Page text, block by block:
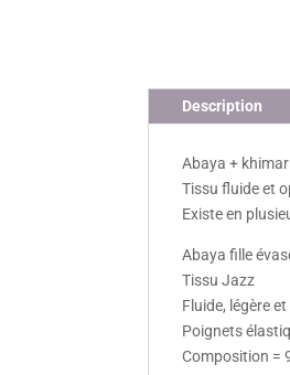
Description
Abaya +
Tissu fluide et
Existe en
Abaya fille
Tissu Jazz
Fluide, légère
Poignets
Composition =